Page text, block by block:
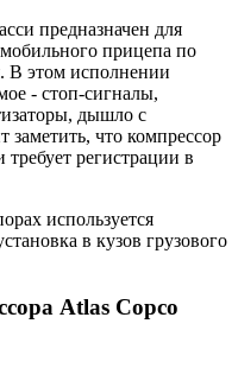
предназначен для
прицепа по
В этом исполнении
- стоп-сигналы,
дышло с
заметить, что компрессор
регистрации в
используется
в кузов грузового
Atlas Copco